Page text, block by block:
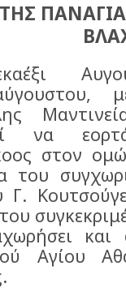
να
στον
του
Γ.
και
Αγίου